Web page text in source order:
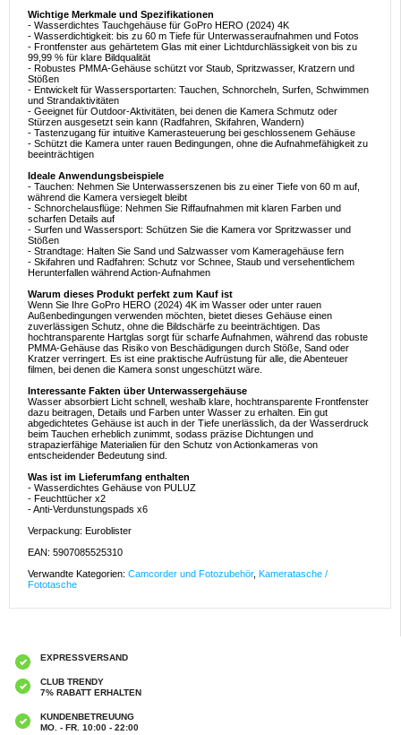
Wichtige Merkmale und Spezifikationen
- Wasserdichtes Tauchgehäuse für GoPro HERO (2024) 4K
- Wasserdichtigkeit: bis zu 60 m Tiefe für Unterwasseraufnahmen und Fotos
- Frontfenster aus gehärtetem Glas mit einer Lichtdurchlässigkeit von bis zu
99,99 % für klare Bildqualität
- Robustes PMMA-Gehäuse schützt vor Staub, Spritzwasser, Kratzern und
Stößen
- Entwickelt für Wassersportarten: Tauchen, Schnorcheln, Surfen, Schwimmen
und Strandaktivitäten
- Geeignet für Outdoor-Aktivitäten, bei denen die Kamera Schmutz oder
Stürzen ausgesetzt sein kann (Radfahren, Skifahren, Wandern)
- Tastenzugang für intuitive Kamerasteuerung bei geschlossenem Gehäuse
- Schützt die Kamera unter rauen Bedingungen, ohne die Aufnahmefähigkeit zu
beeinträchtigen
Ideale Anwendungsbeispiele
- Tauchen: Nehmen Sie Unterwasserszenen bis zu einer Tiefe von 60 m auf,
während die Kamera versiegelt bleibt
- Schnorchelausflüge: Nehmen Sie Riffaufnahmen mit klaren Farben und
scharfen Details auf
- Surfen und Wassersport: Schützen Sie die Kamera vor Spritzwasser und
Stößen
- Strandtage: Halten Sie Sand und Salzwasser vom Kameragehäuse fern
- Skifahren und Radfahren: Schutz vor Schnee, Staub und versehentlichem
Herunterfallen während Action-Aufnahmen
Warum dieses Produkt perfekt zum Kauf ist
Wenn Sie Ihre GoPro HERO (2024) 4K im Wasser oder unter rauen
Außenbedingungen verwenden möchten, bietet dieses Gehäuse einen
zuverlässigen Schutz, ohne die Bildschärfe zu beeinträchtigen. Das
hochtransparente Hartglas sorgt für scharfe Aufnahmen, während das robuste
PMMA-Gehäuse das Risiko von Beschädigungen durch Stöße, Sand oder
Kratzer verringert. Es ist eine praktische Aufrüstung für alle, die Abenteuer
filmen, bei denen die Kamera sonst ungeschützt wäre.
Interessante Fakten über Unterwassergehäuse
Wasser absorbiert Licht schnell, weshalb klare, hochtransparente Frontfenster
dazu beitragen, Details und Farben unter Wasser zu erhalten. Ein gut
abgedichtetes Gehäuse ist auch in der Tiefe unerlässlich, da der Wasserdruck
beim Tauchen erheblich zunimmt, sodass präzise Dichtungen und
strapazierfähige Materialien für den Schutz von Actionkameras von
entscheidender Bedeutung sind.
Was ist im Lieferumfang enthalten
- Wasserdichtes Gehäuse von PULUZ
- Feuchttücher x2
- Anti-Verdunstungspads x6
Verpackung: Euroblister
EAN: 5907085525310
Verwandte Kategorien: Camcorder und Fotozubehör, Kameratasche /
Fototasche
EXPRESSVERSAND
CLUB TRENDY
7% RABATT ERHALTEN
KUNDENBETREUUNG
MO. - FR. 10:00 - 22:00